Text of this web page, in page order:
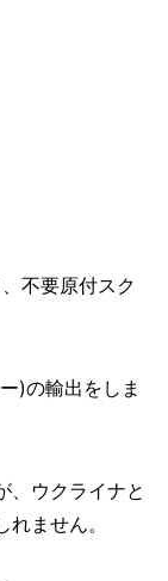
不要原付スク
)の輸出をしま
、ウクライナと
ません。